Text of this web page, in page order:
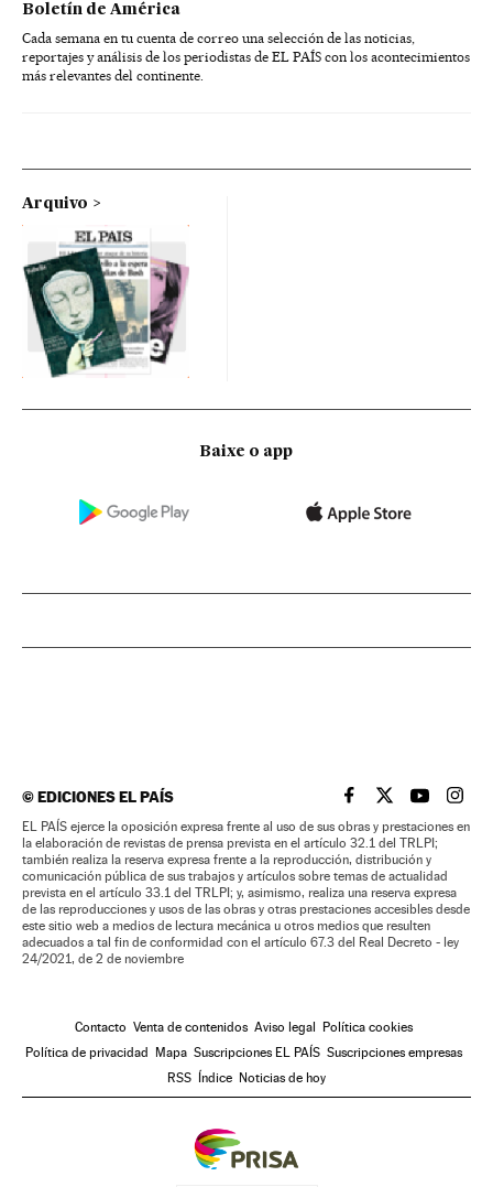
Boletín de América
Cada semana en tu cuenta de correo una selección de las noticias,
reportajes y análisis de los periodistas de EL PAÍS con los acontecimientos
más relevantes del continente.
Arquivo
Baixe o app
©EDICIONES EL PAÍS EL PAÍS BRASIL EN
EL PAÍSEL PAÍS
EL
EL PAÍS ejerce la oposición expresa frente al uso de sus obras y prestaciones en
la elaboración de revistas de prensa prevista en el artículo 32.1 del TRLPI;
también realiza la reserva expresa frente a la reproducción, distribución y
comunicación pública de sus trabajos y artículos sobre temas de actualidad
prevista en el artículo 33.1 del TRLPI; y, asimismo, realiza una reserva expresa
de las reproducciones y usos de las obras y otras prestaciones accesibles desde
este sitio web a medios de lectura mecánica u otros medios que resulten
adecuados a tal fin de conformidad con el artículo 67.3 del Real Decreto - ley
24/2021, de 2 de noviembre
Contacto Venta de contenidos Aviso legal
Política cookies
Política de privacidad
Mapa Suscripciones EL PAÍS Suscripciones empresas
RSS
Índice Noticias de hoy